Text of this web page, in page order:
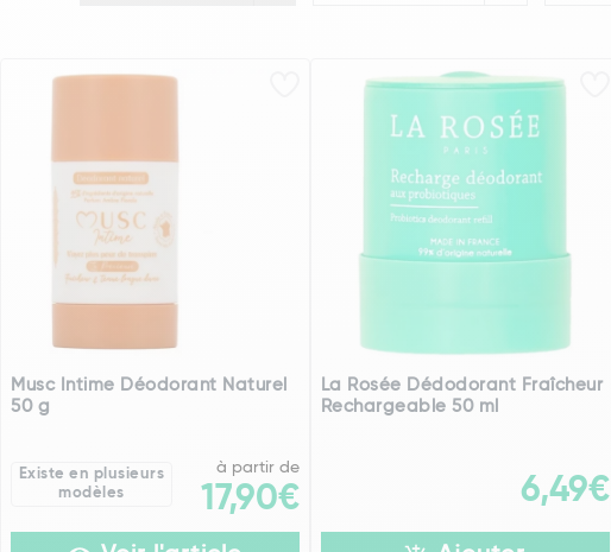
Musc Intime Déodorant Naturel
50 g
Existe en plusieurs
modèles
à partir de
17,90€
La Rosée Dédodorant Fraîcheur
Rechargeable 50 ml
6,49€